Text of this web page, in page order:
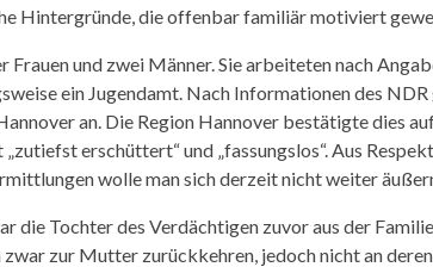
Hintergründe, die offenbar familiär motiviert
Frauen und zwei Männer. Sie arbeiteten nach
ein Jugendamt. Nach Informationen des
an. Die Region Hannover bestätigte dies
erschüttert“ und „fassungslos“. Aus
wolle man sich derzeit nicht weiter
die Tochter des Verdächtigen zuvor aus der
zur Mutter zurückkehren, jedoch nicht an